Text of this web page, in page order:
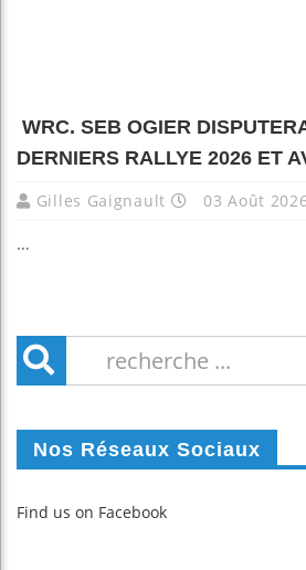
WRC. SEB OGIER
DERNIERS RALLYE 2026 ET
Gilles Gaignault 03 Août 2026
...
Nos Réseaux Sociaux
Find us on Facebook